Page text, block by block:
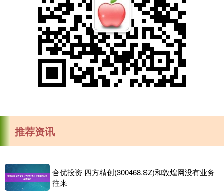
推荐资讯
合优投资 四方精创(300468.SZ)和敦煌网没有业务
往来